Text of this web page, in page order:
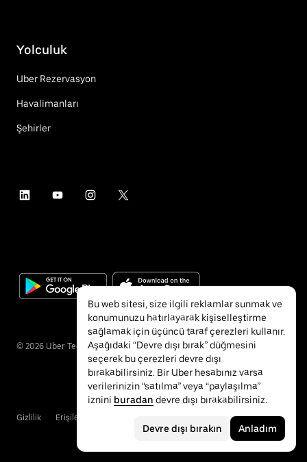
Yolculuk
Uber Rezervasyon
Havalimanları
Şehirler
© 2026 Uber Technologies Inc.
Gizlilik Erişilebilirlik
Bu web sitesi, size ilgili reklamlar sunmak ve
konumunuzu hatırlayarak kişiselleştirme
sağlamak için üçüncü taraf çerezleri kullanır.
Aşağıdaki “Devre dışı bırak” düğmesini
seçerek bu çerezleri devre dışı
bırakabilirsiniz. Bir Uber hesabınız varsa
verilerinizin “satılma” veya “paylaşılma”
iznini buradan devre dışı bırakabilirsiniz.
Devre dışı bırakın Anladım